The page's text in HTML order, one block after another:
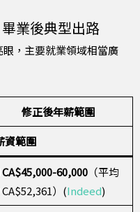
業後典型出路
，主要就業領域相當廣
修正後年薪範圍
資範圍
60,000（平均
）(Indeed)